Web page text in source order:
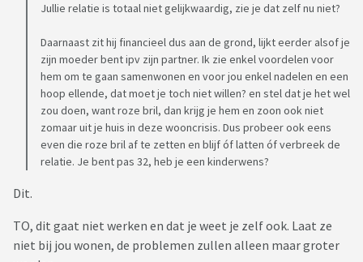
Jullie relatie is totaal niet gelijkwaardig, zie je dat zelf nu niet?
Daarnaast zit hij financieel dus aan de grond, lijkt eerder alsof je
zijn moeder bent ipv zijn partner. Ik zie enkel voordelen voor
hem om te gaan samenwonen en voor jou enkel nadelen en een
hoop ellende, dat moet je toch niet willen? en stel dat je het wel
zou doen, want roze bril, dan krijg je hem en zoon ook niet
zomaar uit je huis in deze wooncrisis. Dus probeer ook eens
even die roze bril af te zetten en blijf óf latten óf verbreek de
relatie. Je bent pas 32, heb je een kinderwens?
Dit.
TO, dit gaat niet werken en dat je weet je zelf ook. Laat ze
niet bij jou wonen, de problemen zullen alleen maar groter